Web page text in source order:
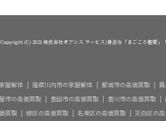
Copyright (C) 2021 株式会社オアシス.サービス/身近な「まごころ整理」
屋解体 薩摩川内市の家屋解体 都城市の高価買取
市の高価買取 豊田市の高価買取 豊川市の高価買取
買取 緑区の高価買取 名東区の高価買取 天白区の